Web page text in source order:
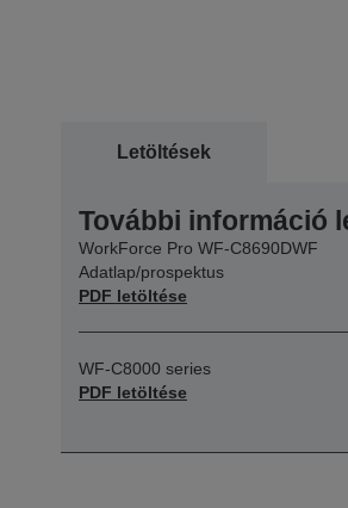
Letöltések
További információ
WorkForce Pro WF-C8690DWF
Adatlap/prospektus
PDF letöltése
WF-C8000 series
PDF letöltése